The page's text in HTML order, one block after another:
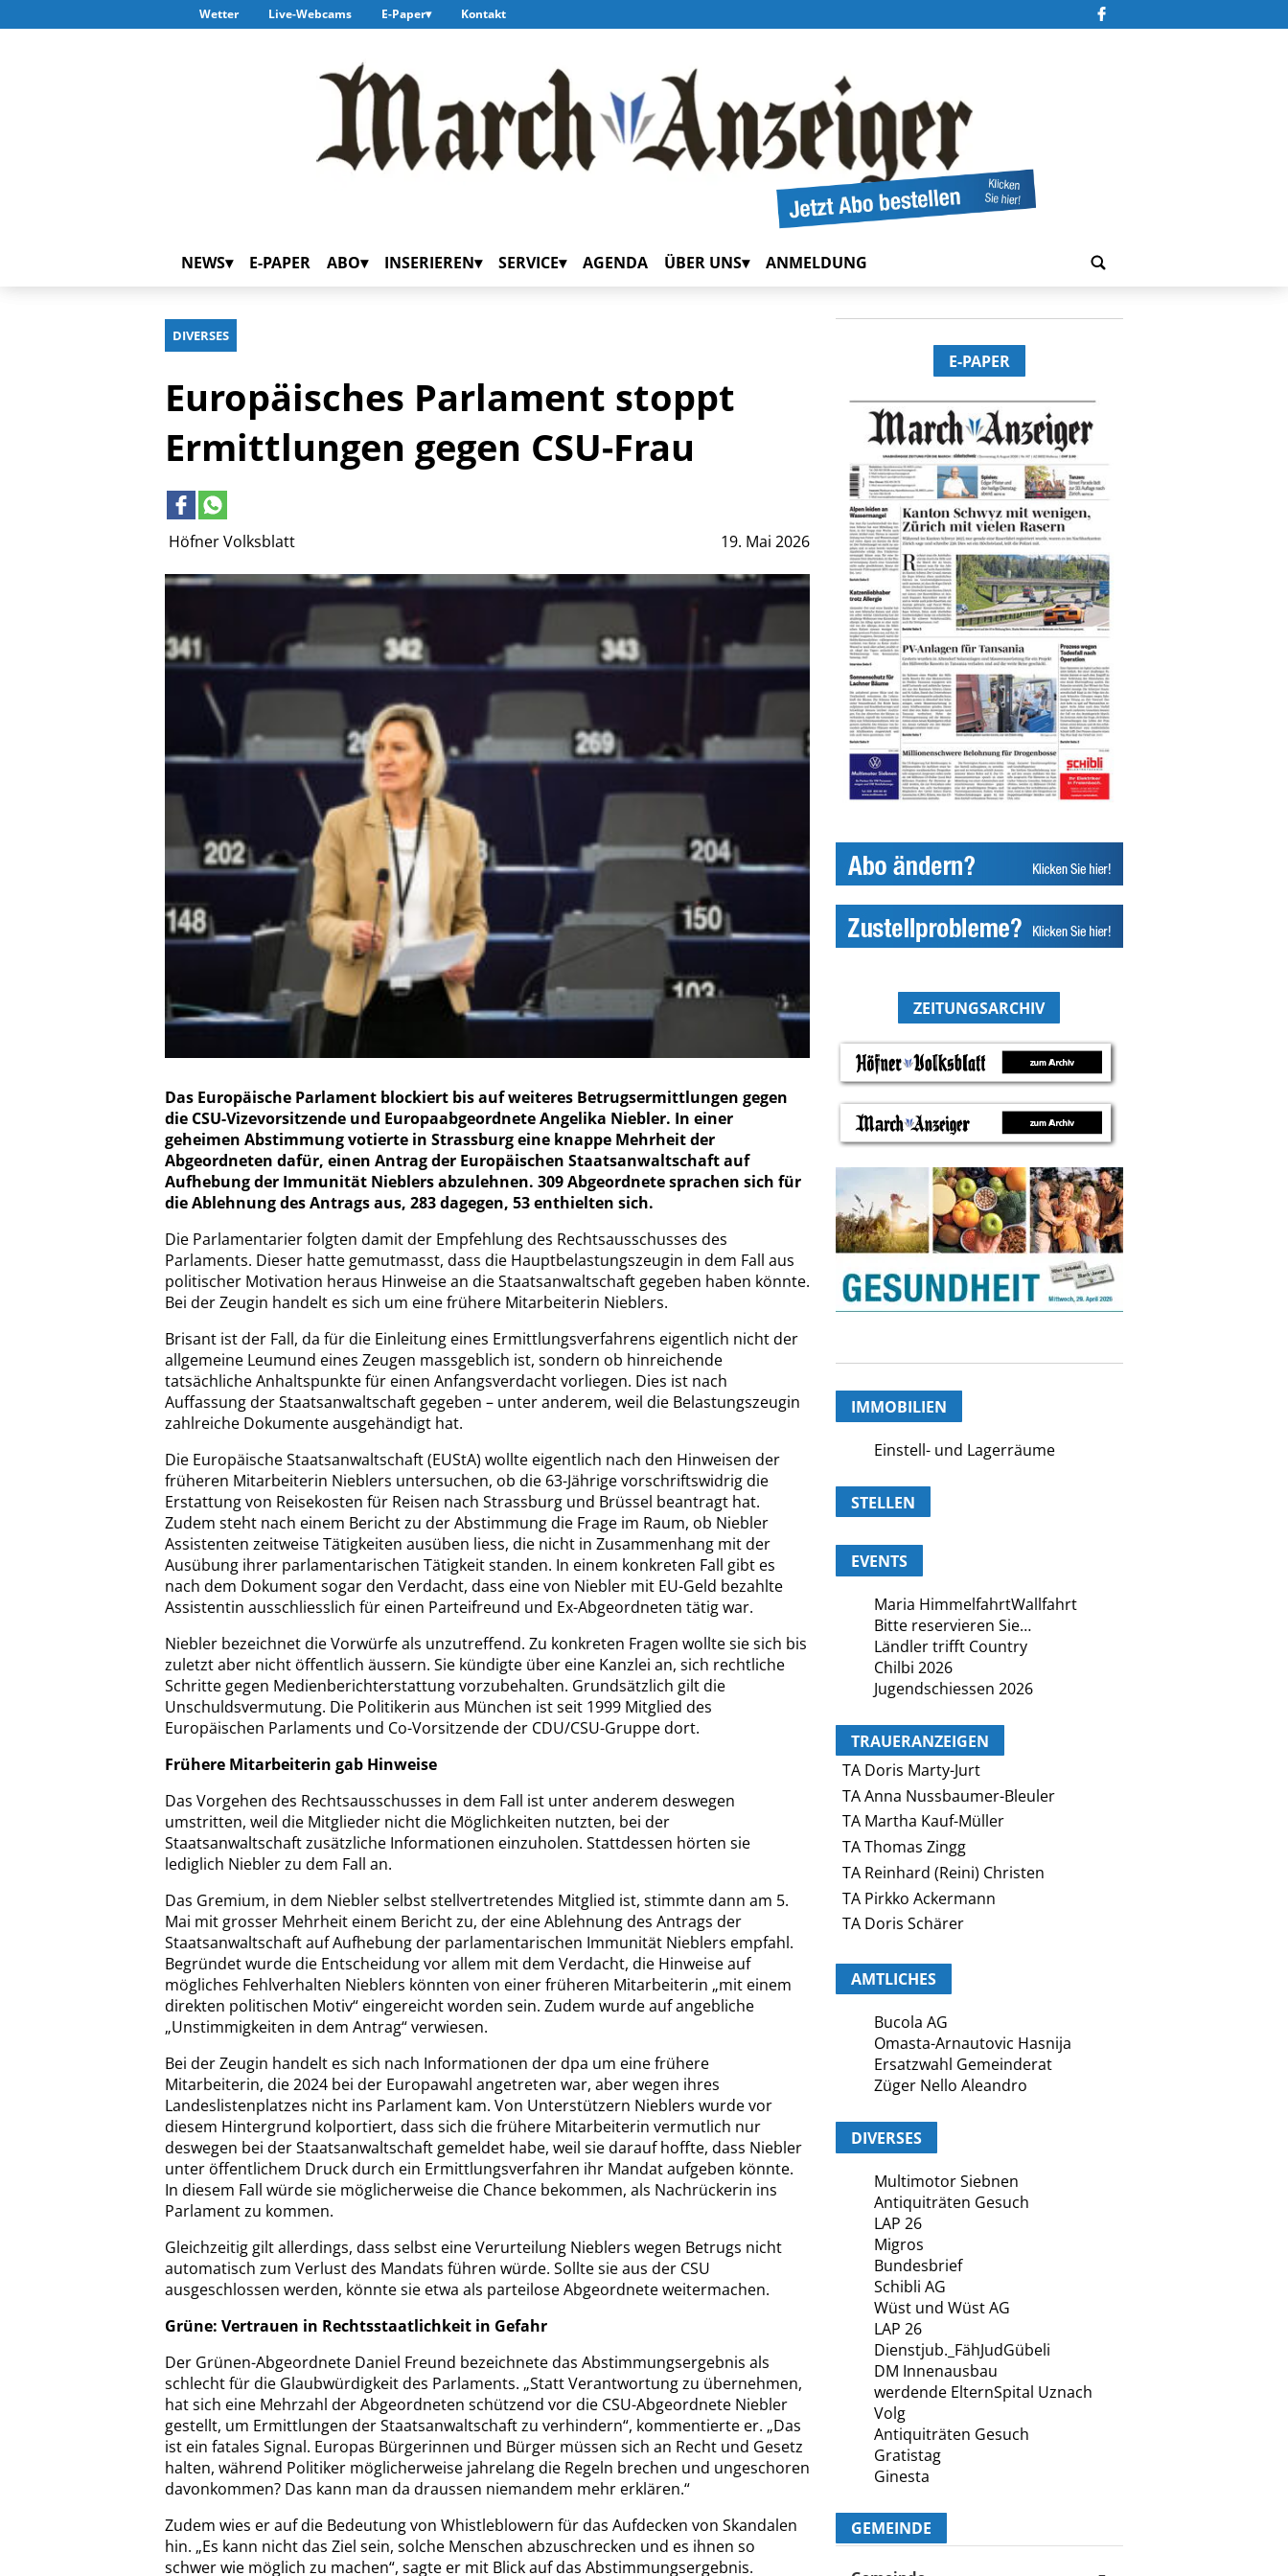
Wetter Live-Webcams E-Paper Kontakt
NEWS E-PAPER ABO INSERIEREN SERVICE AGENDA ÜBER UNS ANMELDUNG
DIVERSES
Höfner Volksblatt 19. Mai 2026
Europäisches Parlament stoppt
Ermittlungen gegen CSU-Frau
Das Europäische Parlament blockiert bis auf weiteres Betrugsermittlungen gegen
die CSU-Vizevorsitzende und Europaabgeordnete Angelika Niebler. In einer
geheimen Abstimmung votierte in Strassburg eine knappe Mehrheit der
Abgeordneten dafür, einen Antrag der Europäischen Staatsanwaltschaft auf
Aufhebung der Immunität Nieblers abzulehnen. 309 Abgeordnete sprachen sich für
die Ablehnung des Antrags aus, 283 dagegen, 53 enthielten sich.
Die Parlamentarier folgten damit der Empfehlung des Rechtsausschusses des
Parlaments. Dieser hatte gemutmasst, dass die Hauptbelastungszeugin in dem Fall aus
politischer Motivation heraus Hinweise an die Staatsanwaltschaft gegeben haben könnte.
Bei der Zeugin handelt es sich um eine frühere Mitarbeiterin Nieblers.
Brisant ist der Fall, da für die Einleitung eines Ermittlungsverfahrens eigentlich nicht der
allgemeine Leumund eines Zeugen massgeblich ist, sondern ob hinreichende
tatsächliche Anhaltspunkte für einen Anfangsverdacht vorliegen. Dies ist nach
Auffassung der Staatsanwaltschaft gegeben – unter anderem, weil die Belastungszeugin
zahlreiche Dokumente ausgehändigt hat.
Die Europäische Staatsanwaltschaft (EUStA) wollte eigentlich nach den Hinweisen der
früheren Mitarbeiterin Nieblers untersuchen, ob die 63-Jährige vorschriftswidrig die
Erstattung von Reisekosten für Reisen nach Strassburg und Brüssel beantragt hat.
Zudem steht nach einem Bericht zu der Abstimmung die Frage im Raum, ob Niebler
Assistenten zeitweise Tätigkeiten ausüben liess, die nicht in Zusammenhang mit der
Ausübung ihrer parlamentarischen Tätigkeit standen. In einem konkreten Fall gibt es
nach dem Dokument sogar den Verdacht, dass eine von Niebler mit EU-Geld bezahlte
Assistentin ausschliesslich für einen Parteifreund und Ex-Abgeordneten tätig war.
Niebler bezeichnet die Vorwürfe als unzutreffend. Zu konkreten Fragen wollte sie sich bis
zuletzt aber nicht öffentlich äussern. Sie kündigte über eine Kanzlei an, sich rechtliche
Schritte gegen Medienberichterstattung vorzubehalten. Grundsätzlich gilt die
Unschuldsvermutung. Die Politikerin aus München ist seit 1999 Mitglied des
Europäischen Parlaments und Co-Vorsitzende der CDU/CSU-Gruppe dort.
Frühere Mitarbeiterin gab Hinweise
Das Vorgehen des Rechtsausschusses in dem Fall ist unter anderem deswegen
umstritten, weil die Mitglieder nicht die Möglichkeiten nutzten, bei der
Staatsanwaltschaft zusätzliche Informationen einzuholen. Stattdessen hörten sie
lediglich Niebler zu dem Fall an.
Das Gremium, in dem Niebler selbst stellvertretendes Mitglied ist, stimmte dann am 5.
Mai mit grosser Mehrheit einem Bericht zu, der eine Ablehnung des Antrags der
Staatsanwaltschaft auf Aufhebung der parlamentarischen Immunität Nieblers empfahl.
Begründet wurde die Entscheidung vor allem mit dem Verdacht, die Hinweise auf
mögliches Fehlverhalten Nieblers könnten von einer früheren Mitarbeiterin „mit einem
direkten politischen Motiv“ eingereicht worden sein. Zudem wurde auf angebliche
„Unstimmigkeiten in dem Antrag“ verwiesen.
Bei der Zeugin handelt es sich nach Informationen der dpa um eine frühere
Mitarbeiterin, die 2024 bei der Europawahl angetreten war, aber wegen ihres
Landeslistenplatzes nicht ins Parlament kam. Von Unterstützern Nieblers wurde vor
diesem Hintergrund kolportiert, dass sich die frühere Mitarbeiterin vermutlich nur
deswegen bei der Staatsanwaltschaft gemeldet habe, weil sie darauf hoffte, dass Niebler
unter öffentlichem Druck durch ein Ermittlungsverfahren ihr Mandat aufgeben könnte.
In diesem Fall würde sie möglicherweise die Chance bekommen, als Nachrückerin ins
Parlament zu kommen.
Gleichzeitig gilt allerdings, dass selbst eine Verurteilung Nieblers wegen Betrugs nicht
automatisch zum Verlust des Mandats führen würde. Sollte sie aus der CSU
ausgeschlossen werden, könnte sie etwa als parteilose Abgeordnete weitermachen.
Grüne: Vertrauen in Rechtsstaatlichkeit in Gefahr
Der Grünen-Abgeordnete Daniel Freund bezeichnete das Abstimmungsergebnis als
schlecht für die Glaubwürdigkeit des Parlaments. „Statt Verantwortung zu übernehmen,
hat sich eine Mehrzahl der Abgeordneten schützend vor die CSU-Abgeordnete Niebler
gestellt, um Ermittlungen der Staatsanwaltschaft zu verhindern“, kommentierte er. „Das
ist ein fatales Signal. Europas Bürgerinnen und Bürger müssen sich an Recht und Gesetz
halten, während Politiker möglicherweise jahrelang die Regeln brechen und ungeschoren
davonkommen? Das kann man da draussen niemandem mehr erklären.“
Zudem wies er auf die Bedeutung von Whistleblowern für das Aufdecken von Skandalen
hin. „Es kann nicht das Ziel sein, solche Menschen abzuschrecken und es ihnen so
schwer wie möglich zu machen“, sagte er mit Blick auf das Abstimmungsergebnis.
E-PAPER
ZEITUNGSARCHIV
IMMOBILIEN
Einstell- und Lagerräume
STELLEN
EVENTS
Maria HimmelfahrtWallfahrt
Bitte reservieren Sie…
Ländler trifft Country
Chilbi 2026
Jugendschiessen 2026
TRAUERANZEIGEN
TA Doris Marty-Jurt
TA Anna Nussbaumer-Bleuler
TA Martha Kauf-Müller
TA Thomas Zingg
TA Reinhard (Reini) Christen
TA Pirkko Ackermann
TA Doris Schärer
AMTLICHES
Bucola AG
Omasta-Arnautovic Hasnija
Ersatzwahl Gemeinderat
Züger Nello Aleandro
DIVERSES
Multimotor Siebnen
Antiquiträten Gesuch
LAP 26
Migros
Bundesbrief
Schibli AG
Wüst und Wüst AG
LAP 26
Dienstjub._FähJudGübeli
DM Innenausbau
werdende ElternSpital Uznach
Volg
Antiquiträten Gesuch
Gratistag
Ginesta
GEMEINDE